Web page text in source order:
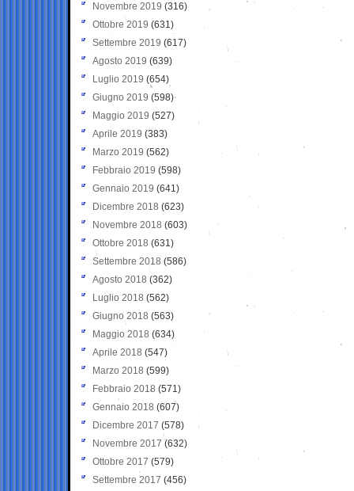
Novembre 2019 (316)
Ottobre 2019 (631)
Settembre 2019 (617)
Agosto 2019 (639)
Luglio 2019 (654)
Giugno 2019 (598)
Maggio 2019 (527)
Aprile 2019 (383)
Marzo 2019 (562)
Febbraio 2019 (598)
Gennaio 2019 (641)
Dicembre 2018 (623)
Novembre 2018 (603)
Ottobre 2018 (631)
Settembre 2018 (586)
Agosto 2018 (362)
Luglio 2018 (562)
Giugno 2018 (563)
Maggio 2018 (634)
Aprile 2018 (547)
Marzo 2018 (599)
Febbraio 2018 (571)
Gennaio 2018 (607)
Dicembre 2017 (578)
Novembre 2017 (632)
Ottobre 2017 (579)
Settembre 2017 (456)